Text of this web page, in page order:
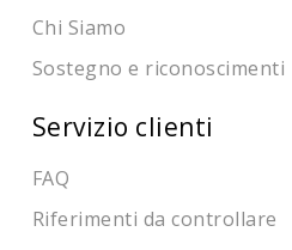
Chi Siamo
Sostegno e riconoscimenti
Servizio clienti
FAQ
Riferimenti da controllare